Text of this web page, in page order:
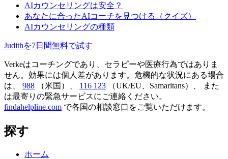
AIカウンセリングは安全？
あなたに合ったAIコーチを見つける（クイズ）
AIカウンセリングの種類
Judithを7日間無料で試す
Verkeはコーチングであり、セラピーや医療行為ではありま
せん。効果には個人差があります。危機的な状況にある場合
は、
988 （米国）、 116 123 （UK/EU、Samaritans）、
また
は最寄りの緊急サービスにご連絡ください。
findahelpline.com で各国の相談窓口をご覧いただけます。
探す
ホーム